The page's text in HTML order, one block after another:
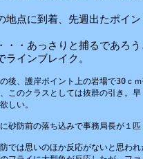
地点に到着、先週出たポイ
・・あっさりと捕るであろ
インブレイク。
後、護岸ポイント上の岩場で30ｃ
、このクラスとしては抜群の引き。
しい。
砂防前の落ち込みで事務局長が１匹
では思いのほか反応がないと思わ